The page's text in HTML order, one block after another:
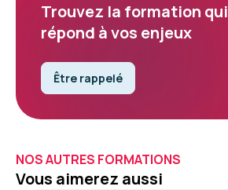
Trouvez la formation qui
répond à vos enjeux
Être rappelé
NOS AUTRES FORMATIONS
Vous aimerez aussi